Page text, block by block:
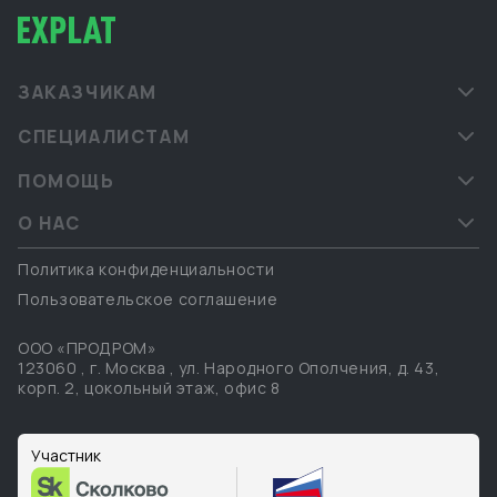
ЗАКАЗЧИКАМ
СПЕЦИАЛИСТАМ
ПОМОЩЬ
О НАС
Политика конфиденциальности
Пользовательское соглашение
ООО «ПРОДРОМ»
123060 , г. Москва , ул. Народного Ополчения, д. 43,
корп. 2, цокольный этаж, офис 8
Участник